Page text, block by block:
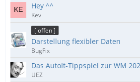
Hey ^^
Kev
[ offen ]
Darstellung flexibler Daten
BugFix
Das AutoIt-Tippspiel zur WM
UEZ